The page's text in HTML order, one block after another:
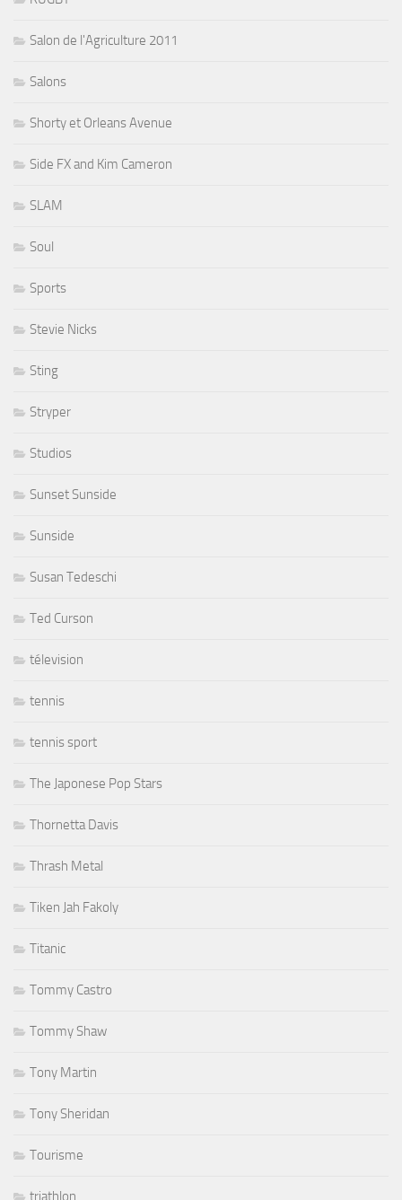
Salon de l'Agriculture 2011
Salons
Shorty et Orleans Avenue
Side FX and Kim Cameron
SLAM
Soul
Sports
Stevie Nicks
Sting
Stryper
Studios
Sunset Sunside
Sunside
Susan Tedeschi
Ted Curson
télevision
tennis
tennis sport
The Japonese Pop Stars
Thornetta Davis
Thrash Metal
Tiken Jah Fakoly
Titanic
Tommy Castro
Tommy Shaw
Tony Martin
Tony Sheridan
Tourisme
triathlon